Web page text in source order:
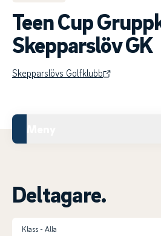
Teen Cup
Skepparslöv GK
Skepparslövs Golfklubb
Deltagare.
Klass